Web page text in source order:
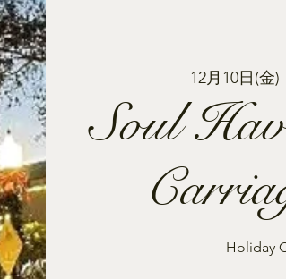
12月10日(金)
Soul
Holiday